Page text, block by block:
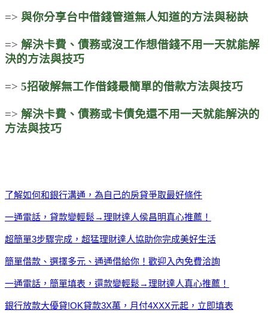
=> 與你分享台中借錢管道無人知道的方法與秘訣
=> 解決卡費、債務或沒工作想借錢不用一天就能解
決的方法與技巧
=> 5招破解無工作借錢最簡單的借款方法與技巧
=> 解決卡費、債務或卡債免還不用一天就能解決的
方法與技巧
了解如何和銀行溝通，為自己的房貸爭取最好條件
一通電話，貸款變輕鬆→理財達人侯昌明真心推薦！
超簡單3步驟完成，超猛理財達人協助你完成美好生活
簡單借款、選擇多元、通通借給你！歡迎入內免費洽詢
一通電話，簡單填表，還款變輕鬆→理財達人真心推薦！
銀行放款大優貸!OK貸款3X萬，月付4XXX元起，立即填表